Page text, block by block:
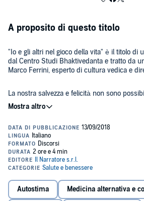
A proposito di questo titolo
"Io e gli altri nel gioco della vita" è il titolo di
dal Centro Studi Bhaktivedanta e tratto da
Marco Ferrini, esperto di cultura vedica e
La nostra salvezza e felicità non sono
gli altri; senza gli altri non possiamo
pensiero e il valore delle nostre azioni. Ogni
occorre stare attenti a non dipendere
creando legami che ostacolano la nostra ed
equilibrio nei rapporti con gli altri è insegnato
Yoga.
Individualità e libertà sono due componenti
patrimonio umano che debbono essere
supremo; senza di esse anche una vita
risolverebbe in un fallimento. Sviluppando la
nostra libertà possiamo realizzare quei
amore cui noi tutti aspiriamo.
©2012 Centro Studi Bhaktivedanta (P)2012
Bhaktivedanta
Autostima Medicina alternativa e